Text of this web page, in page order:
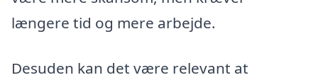
længere tid og mere arbejde.
Desuden kan det være relevant at